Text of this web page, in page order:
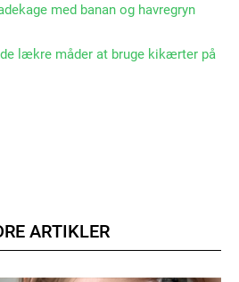
med banan og havregryn
lækre måder at bruge kikærter på
ARTIKLER